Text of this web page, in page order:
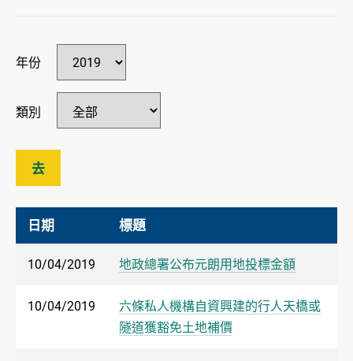
年份
類別
去
日期 標題
10/04/2019 地政總署公布元朗用地投標金額
10/04/2019
六條私人機構自資興建的行人天橋或
隧道獲豁免土地補價